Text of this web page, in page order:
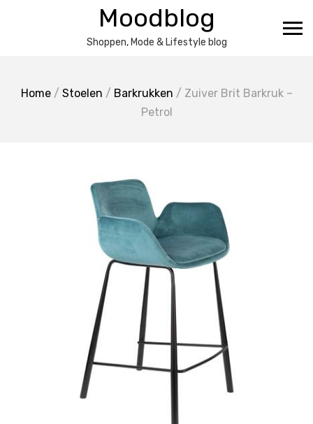
Moodblog
Shoppen, Mode & Lifestyle blog
Home/ Stoelen / Barkrukken / Zuiver Brit Barkruk –
Petrol